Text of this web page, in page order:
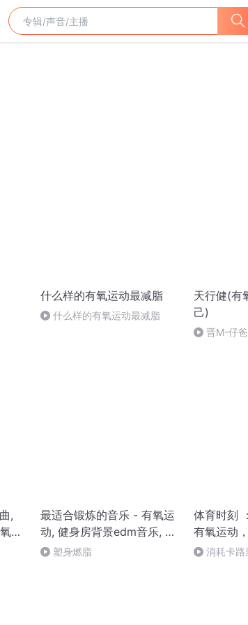
什么样的有氧运动最减脂
什么样的有氧运动最减脂
天行健(有
己)
晋M-仔
,
运
最适合锻炼的音乐 - 有氧运
动, 健身房背景edm音乐, 每
日健康运动
塑身燃脂
体育时刻
有氧运动
电子混音
消耗卡路